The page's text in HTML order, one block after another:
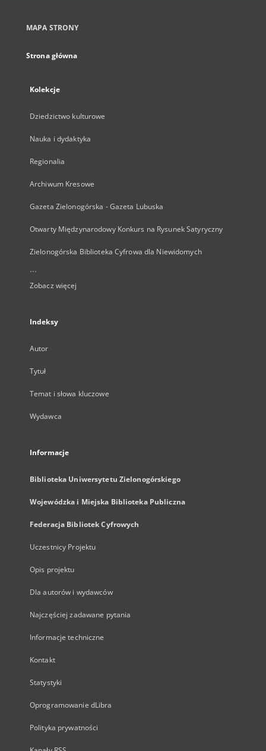
MAPA STRONY
Strona główna
Kolekcje
Dziedzictwo kulturowe
Nauka i dydaktyka
Regionalia
Archiwum Kresowe
Gazeta Zielonogórska - Gazeta Lubuska
Otwarty Międzynarodowy Konkurs na Rysunek Satyryczny
Zielonogórska Biblioteka Cyfrowa dla Niewidomych
...
Zobacz więcej
Indeksy
Autor
Tytuł
Temat i słowa kluczowe
Wydawca
Informacje
Biblioteka Uniwersytetu Zielonogórskiego
Wojewódzka i Miejska Biblioteka Publiczna
Federacja Bibliotek Cyfrowych
Uczestnicy Projektu
Opis projektu
Dla autorów i wydawców
Najczęściej zadawane pytania
Informacje techniczne
Kontakt
Statystyki
Oprogramowanie dLibra
Polityka prywatności